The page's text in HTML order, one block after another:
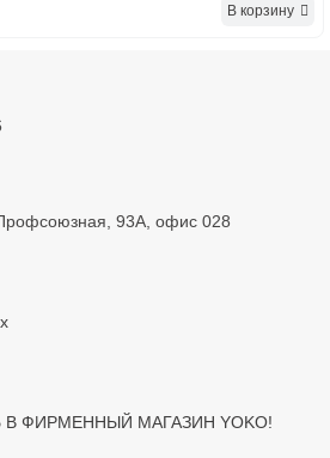
В корзину
93А, офис 028
ФИРМЕННЫЙ МАГАЗИН YOKO!